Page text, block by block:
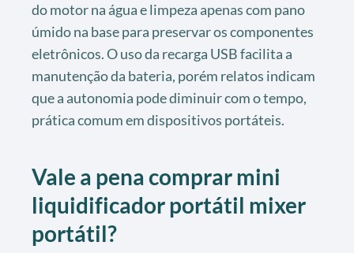
do motor na água e limpeza apenas com pano
úmido na base para preservar os componentes
eletrônicos. O uso da recarga USB facilita a
manutenção da bateria, porém relatos indicam
que a autonomia pode diminuir com o tempo,
prática comum em dispositivos portáteis.
Vale a pena comprar mini
liquidificador portátil mixer
portátil?